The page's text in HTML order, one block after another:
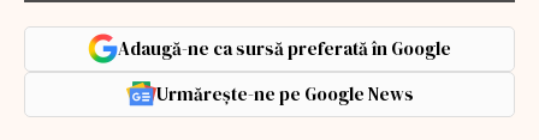
Adaugă-ne ca sursă preferată în Google
Urmărește-ne pe Google News